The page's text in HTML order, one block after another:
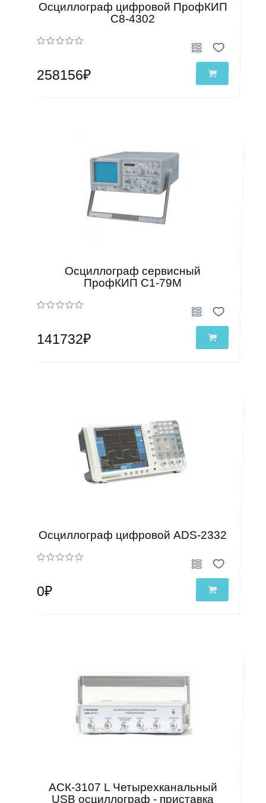
Осциллограф цифровой ПрофКИП
С8-4302
258156₽
Осциллограф сервисный
ПрофКИП С1-79М
141732₽
Осциллограф цифровой ADS-2332
0₽
АСК-3107 L Четырехканальный
USB осциллограф - приставка